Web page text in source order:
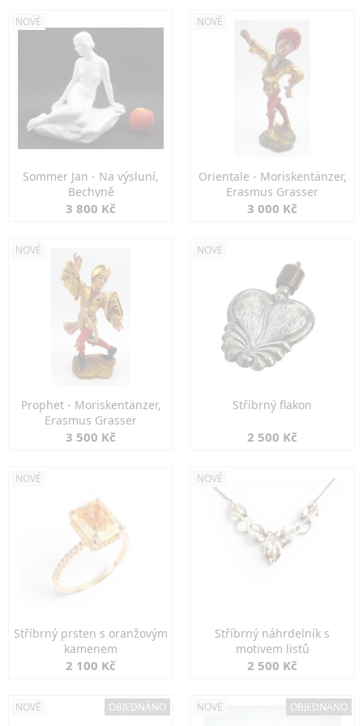
NOVÉ
Sommer Jan - Na výsluní,
Bechyně
3 800 Kč
NOVÉ
Orientale - Moriskentänzer,
Erasmus Grasser
3 000 Kč
NOVÉ
Prophet - Moriskentänzer,
Erasmus Grasser
3 500 Kč
NOVÉ
Stříbrný flakon
2 500 Kč
NOVÉ
Stříbrný prsten s oranžovým
kamenem
2 100 Kč
NOVÉ
Stříbrný náhrdelník s
motivem listů
2 500 Kč
NOVÉ OBJEDNÁNO NOVÉ OBJEDNÁNO